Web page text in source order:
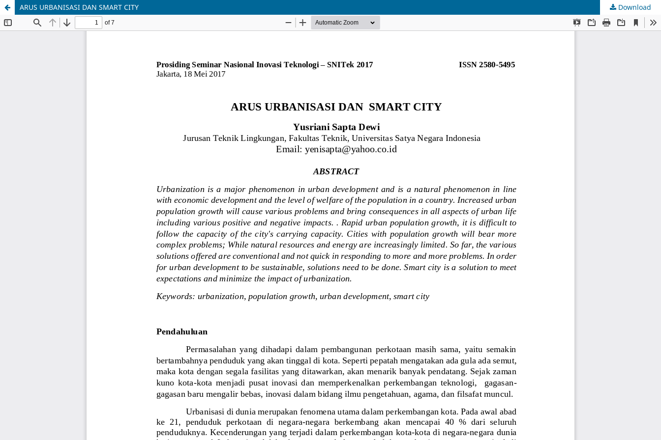
ARUS URBANISASI DAN SMART CITY Download